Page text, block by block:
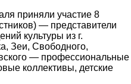
приняли участие 8
— представители
культуры из г.
Зеи, Свободного,
— профессиональные
коллективы, детские